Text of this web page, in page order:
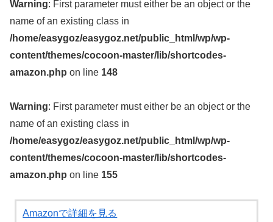
Warning: First parameter must either be an object or the
name of an existing class in
/home/easygoz/easygoz.net/public_html/wp/wp-
content/themes/cocoon-master/lib/shortcodes-
amazon.php on line 148
Warning: First parameter must either be an object or the
name of an existing class in
/home/easygoz/easygoz.net/public_html/wp/wp-
content/themes/cocoon-master/lib/shortcodes-
amazon.php on line 155
Amazonで詳細を見る